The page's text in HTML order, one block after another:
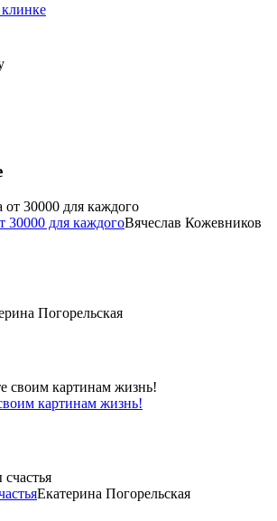
30000 для каждогоВячеслав Кожевников
Погорельская
картинам жизнь!
Екатерина Погорельская